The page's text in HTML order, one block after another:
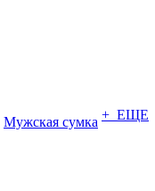
Мужская сумка + ЕЩЕ